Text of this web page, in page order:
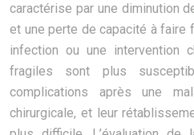
caractérise par une diminution
et une perte de capacité à faire
infection ou une intervention
fragiles sont plus
complications après une
chirurgicale, et leur